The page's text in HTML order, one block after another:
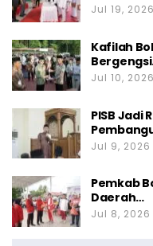
Jul 19, 2026
Kafilah
Jul 10, 2026
PISB Jadi
Jul 9, 2026
Pemkab
Daerah…
Jul 8, 2026